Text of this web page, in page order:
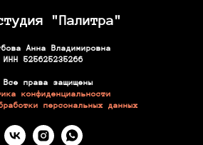
"Палитра"
Анна Владимировна
ИНН 525625235266
Все права защищены
конфиденциальности
персональных данных